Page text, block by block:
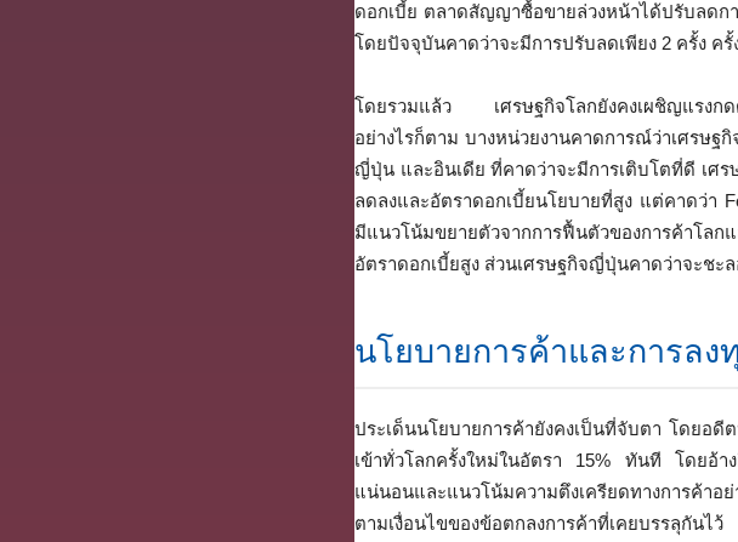
ดอกเบี้ย ตลาดสัญญาซื้อขายล่วงหน้าได้ปรับลดก
โดยปัจจุบันคาดว่าจะมีการปรับลดเพียง 2 ครั้ง ครั้
โดยรวมแล้ว เศรษฐกิจโลกยังคงเผชิญแรงกด
อย่างไรก็ตาม บางหน่วยงานคาดการณ์ว่าเศรษฐ
ญี่ปุ่น และอินเดีย ที่คาดว่าจะมีการเติบโตที่ดี เศ
ลดลงและอัตราดอกเบี้ยนโยบายที่สูง แต่คาดว่า
มีแนวโน้มขยายตัวจากการฟื้นตัวของการค้าโล
อัตราดอกเบี้ยสูง ส่วนเศรษฐกิจญี่ปุ่นคาดว่าจะชะ
นโยบายการค้าและการลง
ประเด็นนโยบายการค้ายังคงเป็นที่จับตา โดยอ
เข้าทั่วโลกครั้งใหม่ในอัตรา 15% ทันที โดยอ้า
แน่นอนและแนวโน้มความตึงเครียดทางการค้า
ตามเงื่อนไขของข้อตกลงการค้าที่เคยบรรลุกันไว้